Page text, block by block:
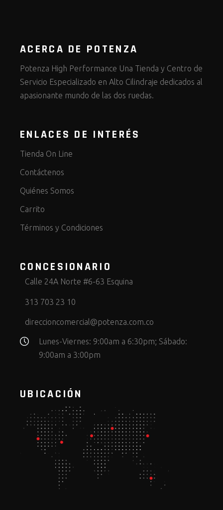
ACERCA DE POTENZA
Potenza High Performance Una Tienda y Centro de
Servicio Especializado en Alto Cilindraje dedicados al
apasionante mundo de las dos ruedas.
ENLACES DE INTERÉS
Tienda On Line
Contáctenos
Quiénes Somos
Carrito
Términos y Condiciones
CONCESIONARIO
Calle 24A Norte #6-63 Esquina
313 703 23 10
direccioncomercial@potenza.com.co
Lunes-Viernes: 9:00am a 6:30pm; Sábado:
9:00am a 3:00pm
UBICACIÓN